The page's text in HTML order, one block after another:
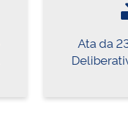
Ata da